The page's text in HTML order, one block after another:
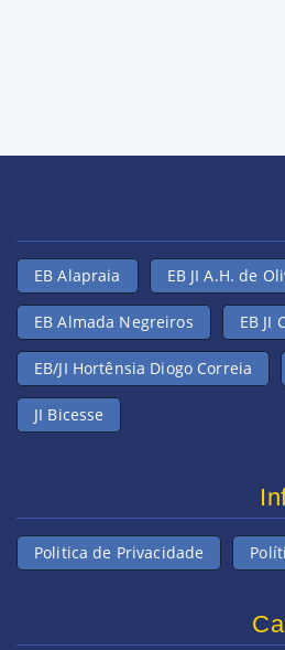
EB Alapraia EB JI A.H. de
EB Almada Negreiros EB JI
EB/JI Hortênsia Diogo Correia
JI Bicesse
Politica de Privacidade